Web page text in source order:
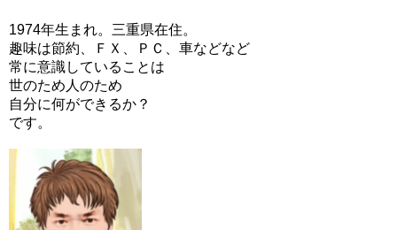
1974年生まれ。三重県在住。
趣味は節約、ＦＸ、ＰＣ、車などなど
常に意識していることは
世のため人のため
自分に何ができるか？
です。